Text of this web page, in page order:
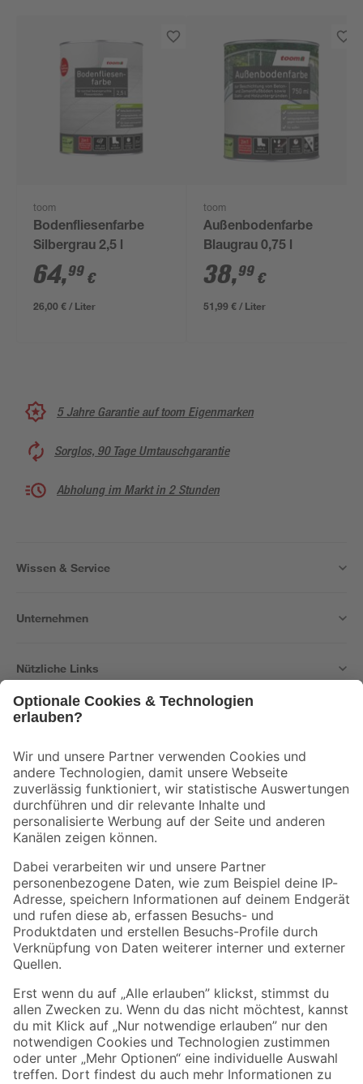
toom
Bodenfliesenfarbe
Silbergrau 2,5 l
64,99 €
26,00 € / Liter
toom
Außenbodenfarbe
Blaugrau 0,75 l
38,99 €
51,99 € / Liter
5 Jahre Garantie auf toom Eigenmarken
Sorglos, 90 Tage Umtauschgarantie
Abholung im Markt in 2 Stunden
Wissen & Service
Unternehmen
Nützliche Links
Der toom Newsletter: Keine Angebote und Aktionen mehr verpassen!
Zur Newsletter Anmeldung
Folge uns
Zahlungsarten Versandarten
Sicher einkaufen
Jetzt die toom-App herunterladen